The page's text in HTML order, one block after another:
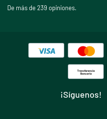
De más de 239 opiniones.
¡Síguenos!